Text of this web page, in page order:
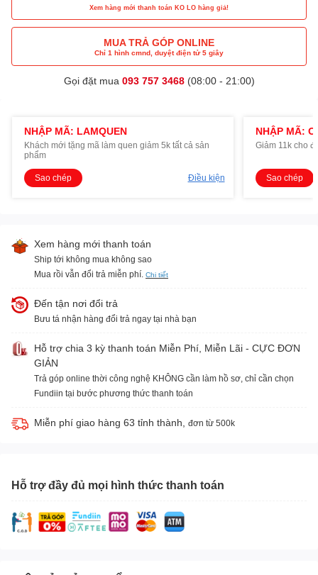
Xem hàng mới thanh toán KO LO hàng giả!
MUA TRẢ GÓP ONLINE
Chỉ 1 hình cmnd, duyệt điện tử 5 giây
Gọi đặt mua 093 757 3468(08:00 - 21:00)
NHẬP MÃ: LAMQUEN
Khách mới tặng mã làm quen giảm 5k tất cả sản
phẩm
Sao chép Điều kiện
NHẬP MÃ:
Giảm 11k cho
Sao chép
Xem hàng mới thanh toán
Ship tới không mua không sao
Mua rồi vẫn đổi trả miễn phí. Chi tiết
Đến tận nơi đổi trả
Bưu tá nhận hàng đổi trả ngay tại nhà bạn
Hỗ trợ chia 3 kỳ thanh toán Miễn Phí, Miễn Lãi - CỰC ĐƠN
GIẢN
Trả góp online thời công nghệ KHÔNG cần làm hồ sơ, chỉ cần chọn
Fundiin tại bước phương thức thanh toán
Miễn phí giao hàng 63 tỉnh thành, đơn từ 500k
Hỗ trợ đầy đủ mọi hình thức thanh toán